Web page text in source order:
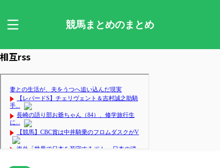
競馬まとめのまとめ
相互rss